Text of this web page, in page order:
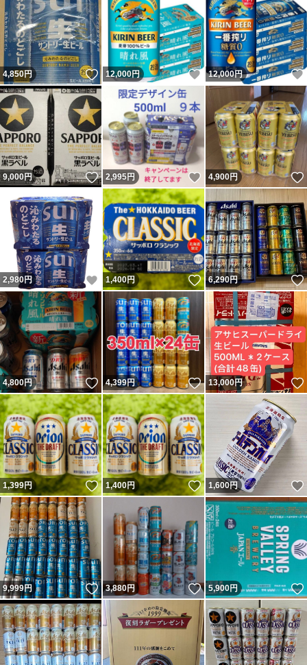
4,850円 いいね！
12,000円 いいね！
12,000円
9,000円 いいね！
2,995円 いいね！
4,900円
2,980円 いいね！
1,400円 いいね！
6,290円
4,800円 いいね！
4,399円 いいね！
13,000円
1,399円 いいね！
1,400円 いいね！
1,600円
9,999円 いいね！
3,880円 いいね！
5,900円